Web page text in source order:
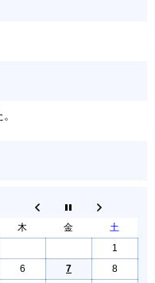
木 金
土
1
6 7 8